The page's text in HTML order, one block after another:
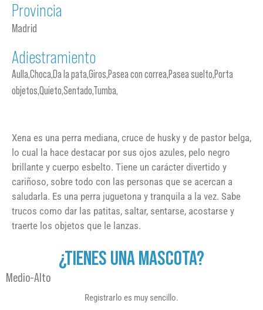
Provincia
Madrid
Adiestramiento
Aulla,Choca,Da la pata,Giros,Pasea con correa,Pasea suelto,Porta
objetos,Quieto,Sentado,Tumba,
Xena es una perra mediana, cruce de husky y de pastor belga,
lo cual la hace destacar por sus ojos azules, pelo negro
brillante y cuerpo esbelto. Tiene un carácter divertido y
cariñoso, sobre todo con las personas que se acercan a
saludarla. Es una perra juguetona y tranquila a la vez. Sabe
trucos como dar las patitas, saltar, sentarse, acostarse y
traerte los objetos que le lanzas.
¿TIENES UNA MASCOTA?
Medio-Alto
Registrarlo es muy sencillo.